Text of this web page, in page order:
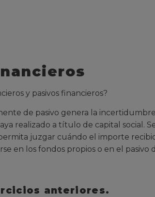
y pasivos financieros?
de pasivo genera la
realizado a título de capital social.
juzgar cuándo el importe
en los fondos propios o en el pasivo
anteriores.